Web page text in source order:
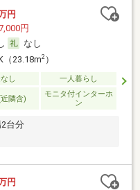
円
円
なし
（23.18m2）
し 一人暮らし
隣含)
モニタ付インターホ
ン
台分
円